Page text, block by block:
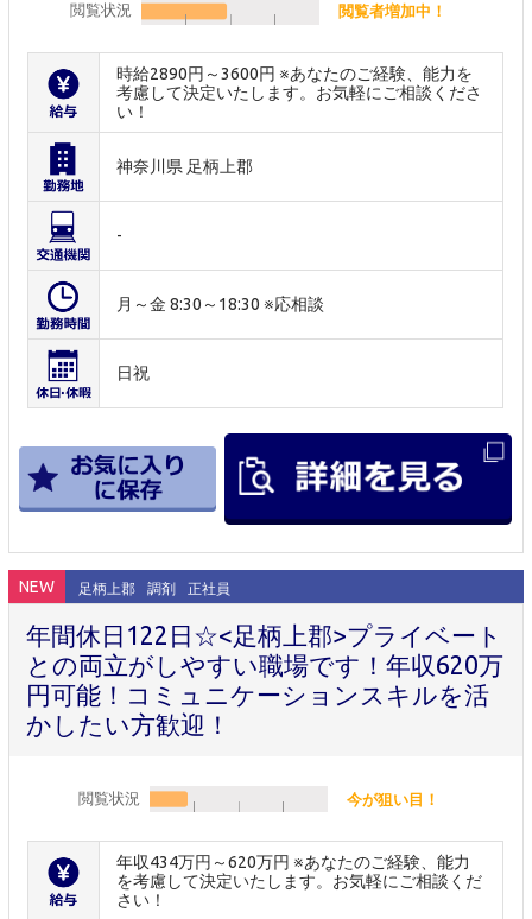
閲覧状況 閲覧者増加中！
時給2890円～3600円 ※あなたのご経験、能力を
考慮して決定いたします。お気軽にご相談くださ
い！
神奈川県 足柄上郡
-
月～金 8:30～18:30 ※応相談
日祝
NEW 足柄上郡 調剤 正社員
年間休日122日☆<足柄上郡>プライベート
との両立がしやすい職場です！年収620万
円可能！コミュニケーションスキルを活
かしたい方歓迎！
閲覧状況 今が狙い目！
年収434万円～620万円 ※あなたのご経験、能力
を考慮して決定いたします。お気軽にご相談くだ
さい！